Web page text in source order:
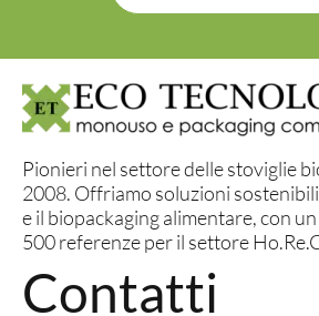
Pionieri nel settore delle stoviglie
2008. Offriamo soluzioni
e il biopackaging alimentare, con
500 referenze per il settore
Contatti